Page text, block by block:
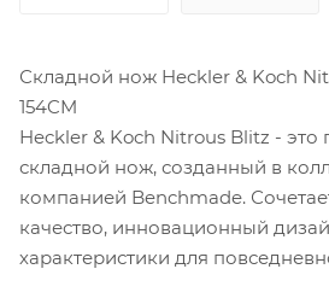
Складной нож Heckler & Koch
154CM
Heckler & Koch Nitrous Blitz -
складной нож, созданный в
компанией Benchmade.
качество, инновационный
характеристики для